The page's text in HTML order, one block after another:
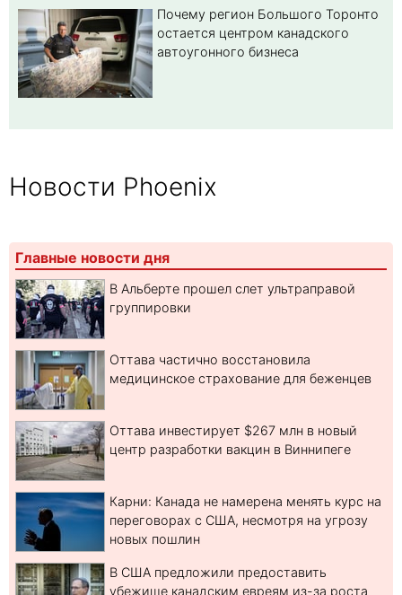
Почему регион Большого Торонто
остается центром канадского
автоугонного бизнеса
Новости Phoenix
Главные новости дня
В Альберте прошел слет ультраправой
группировки
Оттава частично восстановила
медицинское страхование для беженцев
Оттава инвестирует $267 млн в новый
центр разработки вакцин в Виннипеге
Карни: Канада не намерена менять курс на
переговорах с США, несмотря на угрозу
новых пошлин
В США предложили предоставить
убежище канадским евреям из-за роста